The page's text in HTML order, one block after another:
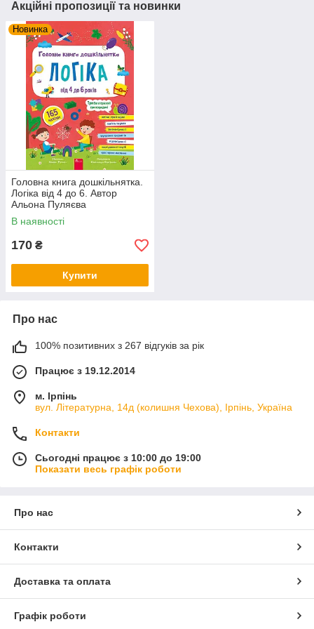
Акційні пропозиції та новинки
Новинка
Головна книга дошкільнятка.
Логіка від 4 до 6. Автор
Альона Пуляєва
В наявності
170 ₴
Купити
Про нас
100% позитивних з 267 відгуків за рік
Працює з 19.12.2014
м. Ірпінь
вул. Літературна, 14д (колишня Чехова), Ірпінь, Україна
Контакти
Сьогодні працює з 10:00 до 19:00
Показати весь графік роботи
Про нас
Контакти
Доставка та оплата
Графік роботи